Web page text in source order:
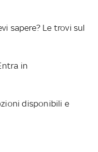
sapere? Le trovi sul
in
disponibili e